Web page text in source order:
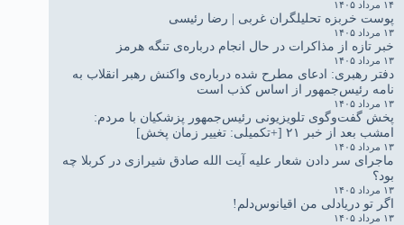
۱۴ مرداد ۱۴۰۵
پوست خربزه تحلیلگران غربی | رضا رئیسی
۱۳ مرداد ۱۴۰۵
خبر تازه از مذاکرات در حال انجام درباره‌ی تنگه هرمز
۱۳ مرداد ۱۴۰۵
دفتر رهبری: ادعای مطرح شده درباره‌ی واکنش رهبر انقلاب به
نامه رئیس‌جمهور از اساس کذب است
۱۳ مرداد ۱۴۰۵
پخش گفت‌وگوی تلویزیونی رئیس‌جمهور پزشکیان با مردم:
امشب بعد از خبر ۲۱ [+تکمیلی: تغییر زمان پخش]
۱۳ مرداد ۱۴۰۵
ماجرای سر دادن شعار علیه آیت الله صادق شیرازی در کربلا چه
بود؟
۱۳ مرداد ۱۴۰۵
اگر تو دریادلی من اقیانوس‌دلم!
۱۳ مرداد ۱۴۰۵